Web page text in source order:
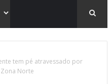
tem pé atravessado por
Norte